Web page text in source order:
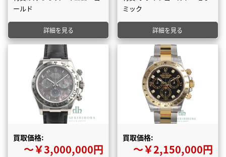
ールド
詳細を見る
ミック
詳細を見る
買取価格:
〜￥3,000,000円
買取価格:
〜￥2,150,000円